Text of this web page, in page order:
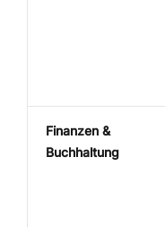
Finanzen &
Buchhaltung